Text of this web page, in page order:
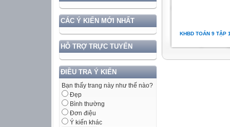
CÁC Ý KIẾN MỚI NHẤT
HỖ TRỢ TRỰC TUYẾN
ĐIỀU TRA Ý KIẾN
Bạn thấy trang này như thế nào?
Đẹp
Bình thường
Đơn điệu
Ý kiến khác
KHBD TOÁN 9 TẬP